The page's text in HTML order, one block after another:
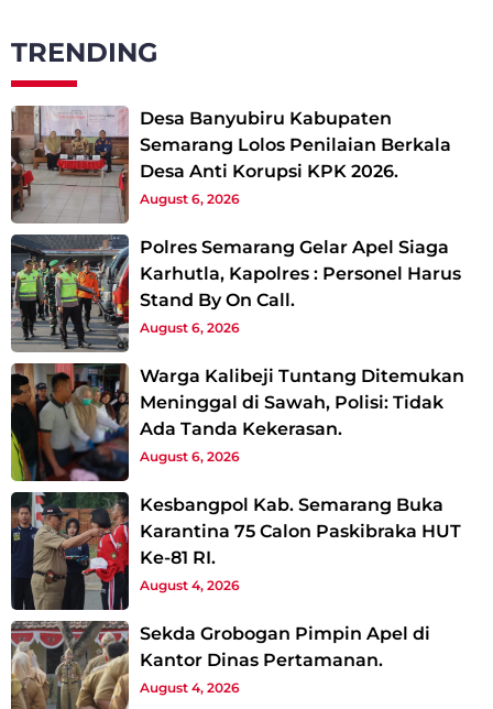
TRENDING
Desa Banyubiru Kabupaten
Semarang Lolos Penilaian Berkala
Desa Anti Korupsi KPK 2026.
August 6, 2026
Polres Semarang Gelar Apel Siaga
Karhutla, Kapolres : Personel Harus
Stand By On Call.
August 6, 2026
Warga Kalibeji Tuntang Ditemukan
Meninggal di Sawah, Polisi: Tidak
Ada Tanda Kekerasan.
August 6, 2026
Kesbangpol Kab. Semarang Buka
Karantina 75 Calon Paskibraka HUT
Ke-81 RI.
August 4, 2026
Sekda Grobogan Pimpin Apel di
Kantor Dinas Pertamanan.
August 4, 2026